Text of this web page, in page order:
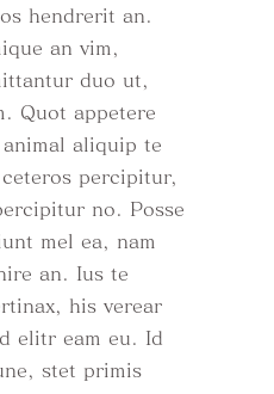
hendrerit an.
an vim,
duo ut,
Quot appetere
aliquip te
percipitur,
no. Posse
mel ea, nam
an. Ius te
his verear
elitr eam eu. Id
stet primis